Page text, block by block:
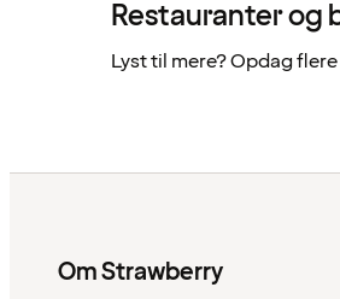
Restauranter og
Lyst til mere? Opdag
Om Strawberry